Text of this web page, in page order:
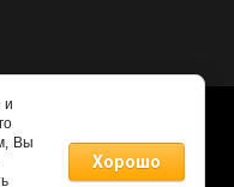
и
Вы
Хорошо